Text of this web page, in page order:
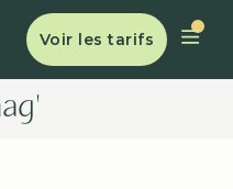
Voir les tarifs